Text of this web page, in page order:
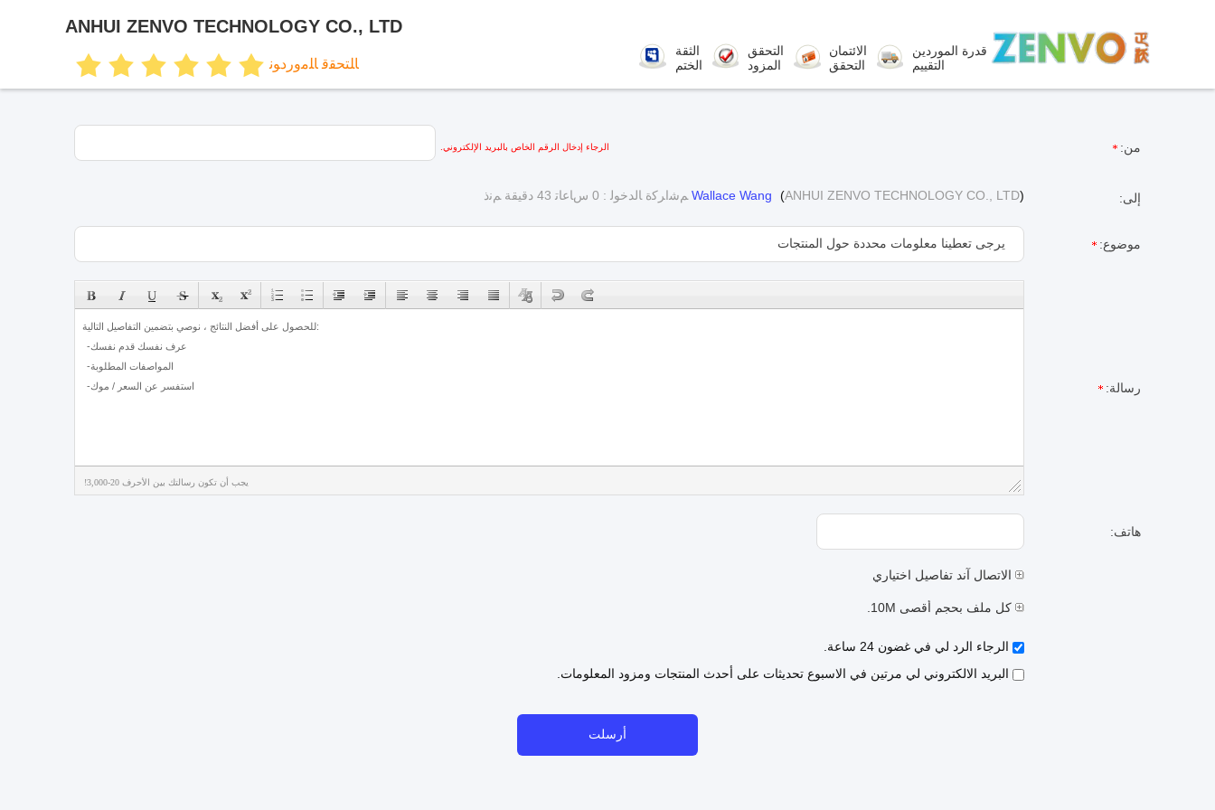
ANHUI ZENVO TECHNOLOGY CO., LTD
ﺎﻠﺘﺤﻘﻗ ﺎﻠﻣﻭﺭﺩﻮﻧ
الثقة
الختم
التحقق
المزود
الائتمان
التحقق
قدرة الموردين
التقييم
من: الرجاء إدخال الرقم الخاص بالبريد الإلكتروني.
إلى: Wallace Wang (ANHUI ZENVO TECHNOLOGY CO., LTD) ﻢﺷﺍﺮﻛﺓ ﺎﻟﺪﺧﻮﻟ : 0 ﺱﺎﻋﺎﺗ 43 دقيقة ﻢﻧﺫ
موضوع:
رسالة:
يجب أن تكون رسالتك بين الأحرف 20-3,000!
هاتف:
الاتصال آند تفاصيل اختياري
كل ملف بحجم أقصى 10M.
الرجاء الرد لي في غضون 24 ساعة.
البريد الالكتروني لي مرتين في الاسبوع تحديثات على أحدث المنتجات ومزود المعلومات.